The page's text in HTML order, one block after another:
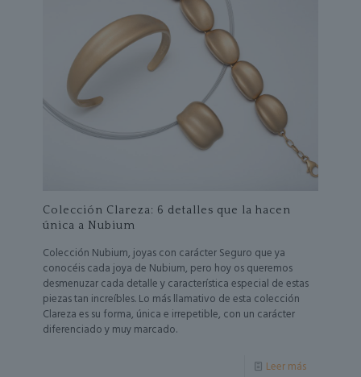
Colección Clareza: 6 detalles que la hacen
única a Nubium
Colección Nubium, joyas con carácter Seguro que ya
conocéis cada joya de Nubium, pero hoy os queremos
desmenuzar cada detalle y característica especial de estas
piezas tan increíbles. Lo más llamativo de esta colección
Clareza es su forma, única e irrepetible, con un carácter
diferenciado y muy marcado.
Leer más